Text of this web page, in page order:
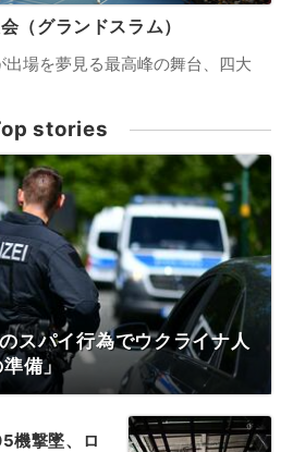
（グランドスラム）
場を夢見る最高峰の舞台、四大
stories
スパイ行為でウクライナ人
備」
機撃墜、ロ